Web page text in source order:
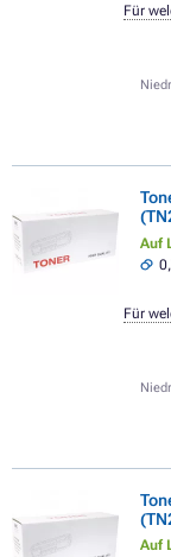
Für
Auf
Für
Auf